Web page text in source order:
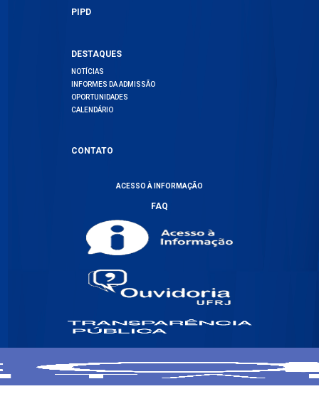
PIPD
DESTAQUES
NOTÍCIAS
INFORMES DA ADMISSÃO
OPORTUNIDADES
CALENDÁRIO
CONTATO
ACESSO À INFORMAÇÃO
FAQ